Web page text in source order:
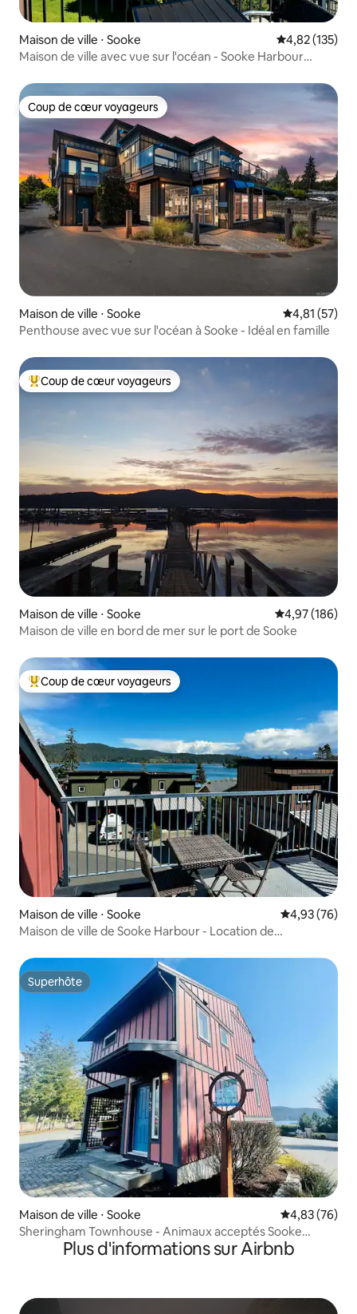
Maison de ville ⋅ Sooke Évaluation
4,82 (135)
Maison de ville avec vue sur l'océan - Sooke Harbour
Coup de cœur voyageurs
Coup de cœur voyageurs
Maison de ville ⋅ Sooke Évaluation
4,81 (57)
Penthouse avec vue sur l'océan à Sooke - Idéal en famille
Coups de cœur voyageurs les plus appréciés
Coup de cœur voyageurs
Maison de ville ⋅ Sooke Évaluation
4,97 (186)
Maison de ville en bord de mer sur le port de Sooke
Coups de cœur voyageurs les plus appréciés
Coup de cœur voyageurs
Maison de ville ⋅ Sooke Évaluation
4,93 (76)
Maison de ville de Sooke Harbour - Location de
Superhôte
Superhôte
Maison de ville ⋅ Sooke Évaluation
4,83 (76)
Sheringham Townhouse - Animaux acceptés Sooke
Plus d'informations sur Airbnb